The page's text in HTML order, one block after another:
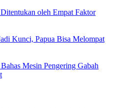
oleh Empat Faktor
Kunci, Papua Bisa Melompat
Mesin Pengering Gabah